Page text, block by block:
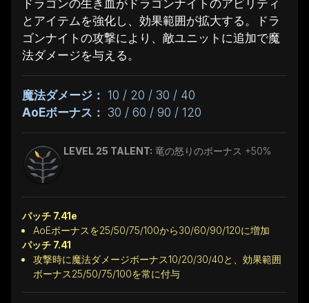
ドラゴンの生き血がドラゴンナイトのアビリティ
とアイテムを強化し、効果範囲が拡大する。ドラ
ゴンナイトの攻撃により、敵ユニットに追加で魔
法ダメージを与える。
魔法ダメージ： 10 / 20 / 30 / 40
AoEボーナス： 30 / 60 / 90 / 120
LEVEL 25 TALENT: 竜の怒りのボーナス +50%
パッチ 7.41e
AoEボーナスを25/50/75/100から30/60/90/120に増加
パッチ 7.41
攻撃時に魔法ダメージボーナス10/20/30/40と、効果範囲
ボーナス25/50/75/100を常に付与